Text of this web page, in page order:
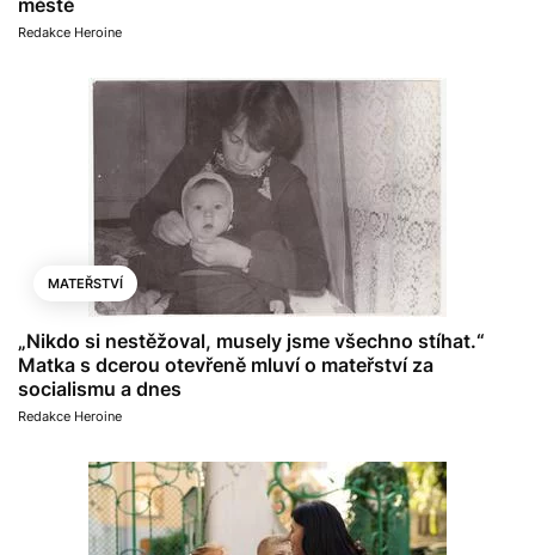
Redakce Heroine
MATEŘSTVÍ
„Nikdo si nestěžoval, musely jsme všechno stíhat.“
Matka s dcerou otevřeně mluví o mateřství za
socialismu a dnes
Redakce Heroine